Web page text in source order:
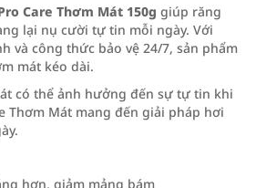
Care Thơm Mát 150g giúp răng
lại nụ cười tự tin mỗi ngày. Với
và công thức bảo vệ 24/7, sản phẩm
mát kéo dài.
có thể ảnh hưởng đến sự tự tin khi
Thơm Mát mang đến giải pháp hơi
hơn, giảm mảng bám